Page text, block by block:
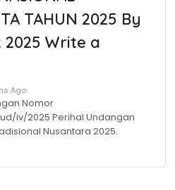
TAHUN 2025 By
Write a
Ago
Nomor
iv/2025 Perihal Undangan
Nusantara 2025.